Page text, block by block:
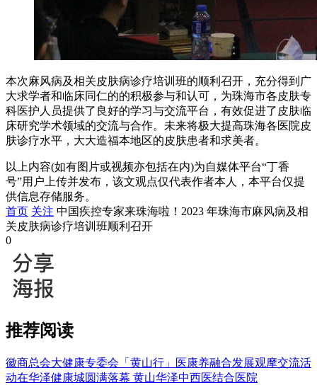
本次麻风病及相关皮肤病诊疗培训班的顺利召开，充分得到广
大求学者和临床同仁的的积极参与和认可，为珠海市各皮肤专
科医护人员提供了良好的学习与交流平台，有效促进了皮肤临
床研究学术领域的交流与合作。未来将极大提高珠海各医院皮
肤诊疗水平，大大造福本地区的皮肤患者和求美者。
以上内容(如有图片或视频亦包括在内)为自媒体平台“丁香
号”用户上传并发布，该文观点仅代表作者本人，本平台仅提
供信息存储服务。
首页 关注 中国疾控专家来珠海啦！2023 年珠海市麻风病及相
关皮肤病诊疗培训班顺利召开
0
推荐阅读
徽商总会大健康专委会「黄山行」医康养融合发展观摩交流活
动在华泽健康城圆满落幕 黄山华泽中西医结合医院